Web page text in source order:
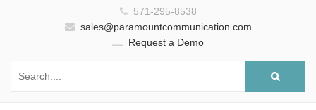
571-295-8538
sales@paramountcommunication.com
Request a Demo